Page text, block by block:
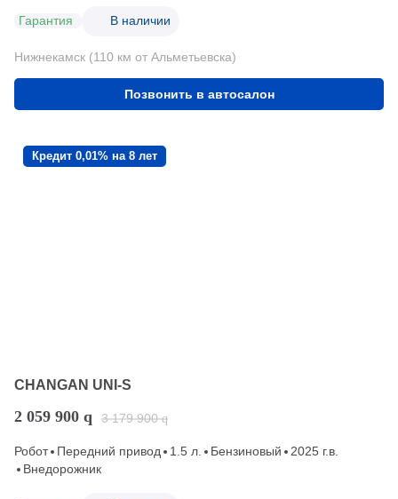
Гарантия В наличии
Нижнекамск (110 км от Альметьевска)
Позвонить в автосалон
Кредит 0,01% на 8 лет
CHANGAN UNI-S
2 059 900 q 3 179 900 q
Робот Передний привод 1.5 л. Бензиновый
2025 г.в.
Внедорожник